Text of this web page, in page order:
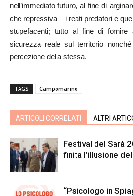
nell’immediato futuro, al fine di
che repressiva – i reati predatori e
stupefacenti; tutto al fine di fornire
sicurezza reale sul territorio
percezione della stessa.
TAGS Campomarino
ARTICOLI CORRELATI ALTRI
Festival del Sarà
finita l’illusione
“Psicologo in